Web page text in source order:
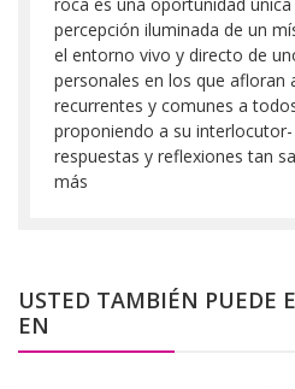
percepción iluminada de un
el entorno vivo y directo de
personales en los que afloran
recurrentes y comunes a
proponiendo a su
respuestas y reflexiones tan
más
USTED TAMBIÉN PUEDE
EN